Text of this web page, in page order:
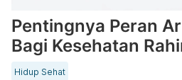
Pentingnya Peran
Bagi Kesehatan
Hidup Sehat